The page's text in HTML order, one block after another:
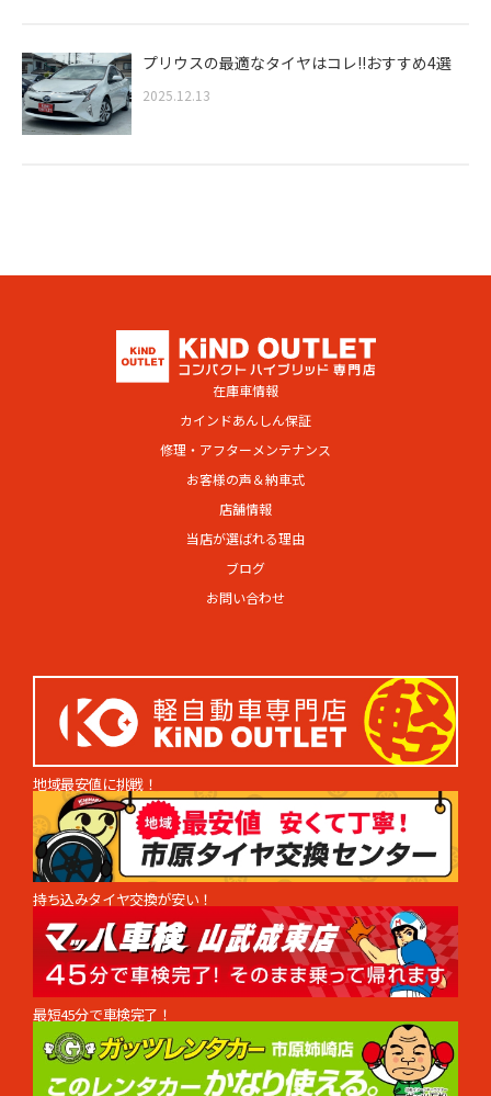
プリウスの最適なタイヤはコレ!!おすすめ4選
2025.12.13
在庫車情報
カインドあんしん保証
修理・アフターメンテナンス
お客様の声＆納車式
店舗情報
当店が選ばれる理由
ブログ
お問い合わせ
地域最安値に挑戦！
持ち込みタイヤ交換が安い！
最短45分で車検完了！